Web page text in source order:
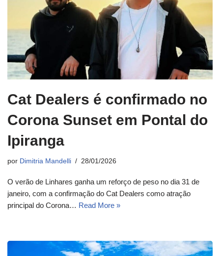
Cat Dealers é confirmado no
Corona Sunset em Pontal do
Ipiranga
por Dimitria Mandelli 28/01/2026
O verão de Linhares ganha um reforço de peso no dia 31 de
janeiro, com a confirmação do Cat Dealers como atração
principal do Corona… Read More »